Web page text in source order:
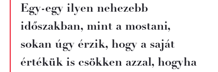
Egy-egy ilyen nehezebb
időszakban, mint a mostani,
sokan úgy érzik, hogy a saját
értékük is csökken azzal, hogyha